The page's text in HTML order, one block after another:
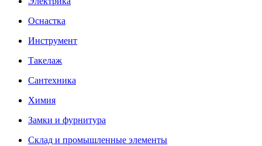
Оснастка
Инструмент
Такелаж
Сантехника
Химия
Замки и фурнитура
Склад и промышленные элементы